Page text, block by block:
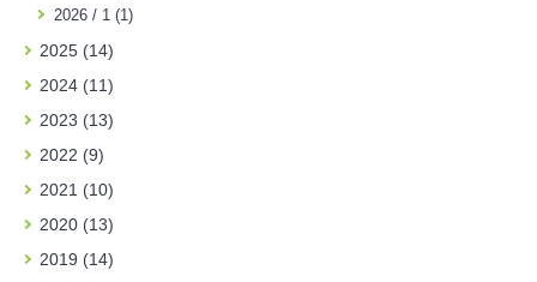
2026 / 1 (1)
2025 (14)
2024 (11)
2023 (13)
2022 (9)
2021 (10)
2020 (13)
2019 (14)